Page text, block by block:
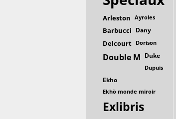
Arleston Ayroles
Barbucci Dany
Delcourt Dorison
Double M Duke
Dupuis
Ekho
Ekhö monde miroir
Exlibris